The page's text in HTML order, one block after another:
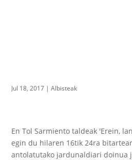
Jul 18, 2017 |Albisteak
En Tol Sarmiento taldeak 'Erein,
egin du hilaren 16tik 24ra
antolatutako jardunaldiari doinua